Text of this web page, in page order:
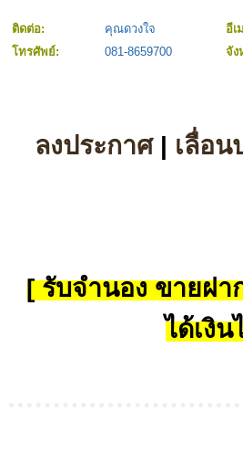
ติดต่อ: คุณดวงใจ
อีเ
โทรศัพย์:
081-8659700 จัง
ลงประกาศ| เลื่อ
[ รับจำนอง ขายฝา
ได้เงิ